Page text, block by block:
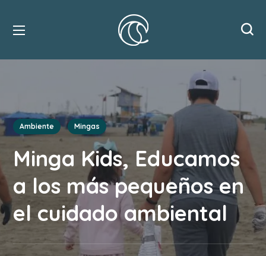
Ambiente Mingas
Minga Kids, Educamos
a los más pequeños en
el cuidado ambiental